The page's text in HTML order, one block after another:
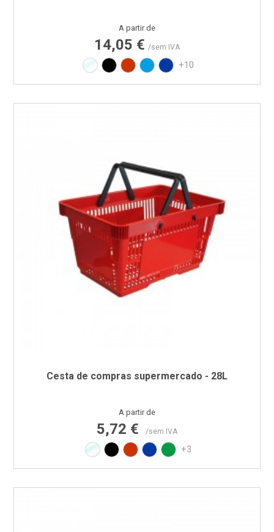
Preço
A partir de
14,05 € /sem IVA
Translúcido
Preto Vermelho RAL3020
Azul PAN 299C
Azul PAN 293C
+10
Cesta de compras supermercado - 28L
Preço
A partir de
5,72 € /sem IVA
Transparente
Preto Vermelho RAL3020
Azul PAN 293C
Verde PAN 347C
+3